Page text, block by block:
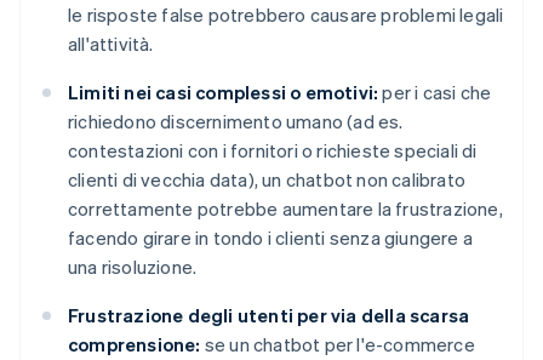
le risposte false potrebbero causare problemi legali
all'attività.
Limiti nei casi complessi o emotivi: per i casi che
richiedono discernimento umano (ad es.
contestazioni con i fornitori o richieste speciali di
clienti di vecchia data), un chatbot non calibrato
correttamente potrebbe aumentare la frustrazione,
facendo girare in tondo i clienti senza giungere a
una risoluzione.
Frustrazione degli utenti per via della scarsa
comprensione: se un chatbot per l'e-commerce